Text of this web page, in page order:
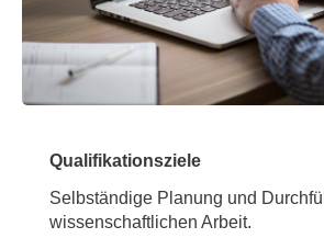
Qualifikationsziele
Selbständige Planung und
wissenschaftlichen Arbeit.